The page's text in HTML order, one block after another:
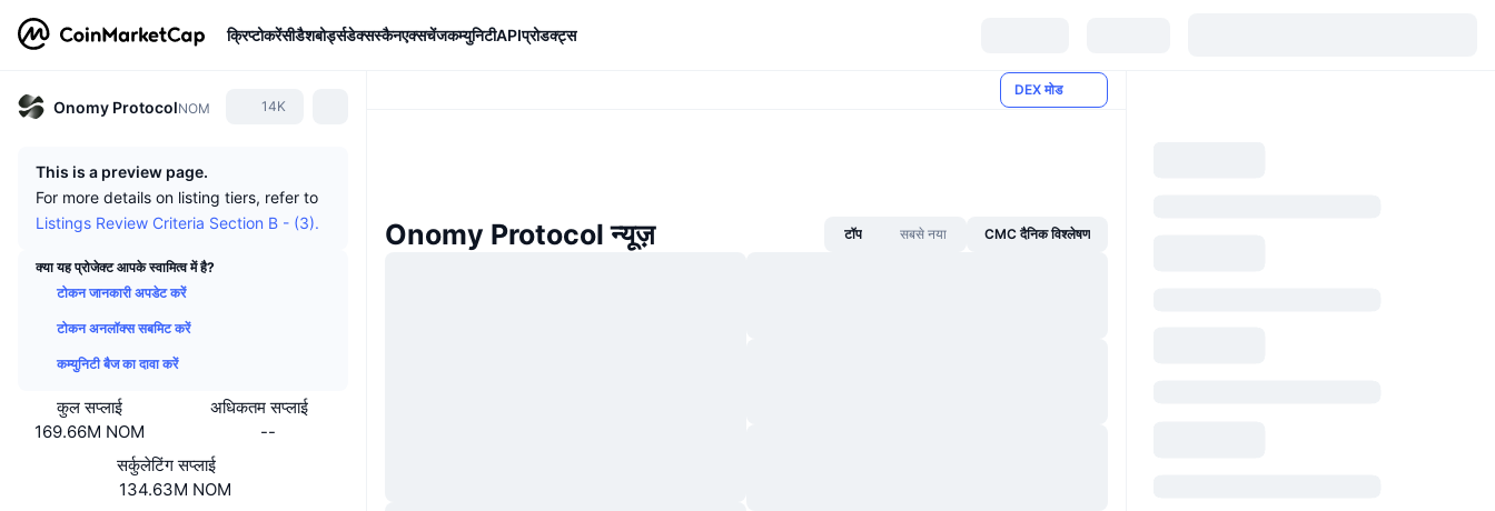
क्रिप्टोकरेंसीडैशबोर्ड्सडेक्सस्कैनएक्सचेंजकम्युनिटीAPIप्रोडक्ट्स
Onomy ProtocolNOM 14K
This is a preview page.
For more details on listing tiers, refer to
Listings Review Criteria Section B - (3).
क्या यह प्रोजेक्ट आपके स्वामित्व में है?
टोकन जानकारी अपडेट करें
टोकन अनलॉक्स सबमिट करें
कम्युनिटी बैज का दावा करें
कुल सप्लाई
169.66M NOM
अधिकतम सप्लाई
--
सर्कुलेटिंग सप्लाई
134.63M NOM
DEX मोड
Onomy Protocol न्यूज़ टॉप सबसे नया CMC दैनिक विश्लेषण